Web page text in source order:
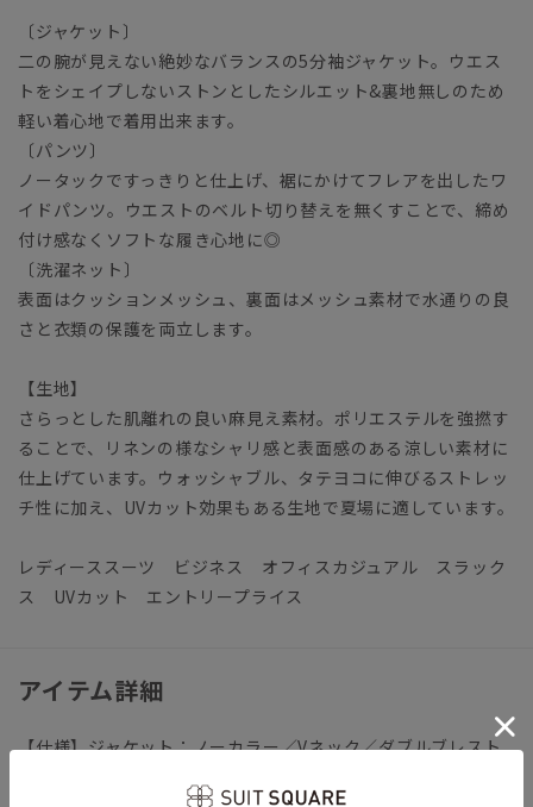
〔ジャケット〕
二の腕が見えない絶妙なバランスの5分袖ジャケット。ウエス
トをシェイプしないストンとしたシルエット&裏地無しのため
軽い着心地で着用出来ます。
〔パンツ〕
ノータックですっきりと仕上げ、裾にかけてフレアを出したワ
イドパンツ。ウエストのベルト切り替えを無くすことで、締め
付け感なくソフトな履き心地に◎
〔洗濯ネット〕
表面はクッションメッシュ、裏面はメッシュ素材で水通りの良
さと衣類の保護を両立します。
【生地】
さらっとした肌離れの良い麻見え素材。ポリエステルを強撚す
ることで、リネンの様なシャリ感と表面感のある涼しい素材に
仕上げています。ウォッシャブル、タテヨコに伸びるストレッ
チ性に加え、UVカット効果もある生地で夏場に適しています。
レディーススーツ ビジネス オフィスカジュアル スラック
ス UVカット エントリープライス
アイテム詳細
【仕様】ジャケット：ノーカラー／Vネック／ダブルブレスト